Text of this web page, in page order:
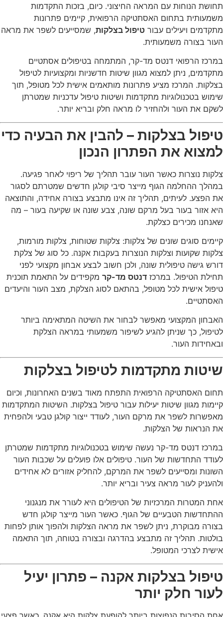
תחושת הנוחות עם המראה החיצוני. כיום, בזכות התקדמות
משמעותית בתחום האסתטיקה הרפואית, קיימים פתרונות
מתקדמים ויעילים עבור טיפול בצלקות, שמסייעים לשפר את מראה
העור בצורה משמעותית.
במרכז הרפואי דנטס מד-קר, המתמחה בטיפולים אסתטיים
מתקדמים, ניתן למצוא מגוון שיטות חדשניות ומקצועיות לטיפול
בצלקות. המרכז מציע פתרונות מותאמים אישית לכל מטופל, תוך
שימוש בטכנולוגיות מתקדמות ושיטות טיפול עדכניות שמטרתן
לשקם את העור ולהחזיר לו מראה חלק ובריא יותר.
טיפול בצלקות – להבין את הבעיה כדי
למצוא את הפתרון הנכון
צלקות נוצרות כאשר העור עובר תהליך של ריפוי לאחר פגיעה.
במהלך ההחלמה הגוף מייצר סיבי קולגן חדשים שמטרתם לסגור
את הפצע. לעיתים, תהליך זה אינו מתבצע בצורה אחידה, והתוצאה
היא אזור בעור בעל מרקם שונה, צבע שונה או שקיעה בעור – מה
שאנחנו מכירים כצלקת.
קיימים סוגים שונים של צלקות: צלקות שטוחות, צלקות מורמות,
צלקות שקועות וצלקות הנוצרות בעקבות אקנה. כל סוג של צלקת
דורש גישה טיפולית שונה, ולכן חשוב לבצע אבחון מקצועי לפני
תחילת הטיפול. במרכז דנטס מד-קר מקפידים על התאמת תוכנית
טיפול אישית לכל מטופל, בהתאם לסוג הצלקת, מצב העור והיעדים
האסתטיים.
האבחון המקצועי מאפשר לבחור את השיטה המתאימה ביותר
לטיפול, כך שניתן להגיע לשיפור משמעותי במראה הצלקת
ובאחידות העור.
שיטות מתקדמות לטיפול בצלקות
תחום האסתטיקה הרפואית התפתח מאוד בשנים האחרונות, וכיום
קיימות מגוון שיטות יעילות עבור טיפול בצלקות. השיטות המתקדמות
מאפשרות לשפר את מרקם העור, לעודד ייצור קולגן טבעי ולהפחית
את הנראות של הצלקות.
במרכז דנטס מד-קר נעשה שימוש בטכנולוגיות מתקדמות שמטרתן
לעודד התחדשות של העור. טיפולים אלו פועלים על שכבות העור
השונות ומסייעים לשפר את המרקם, להחליק אזורים לא אחידים
ולהעניק לעור מראה צעיר ובריא יותר.
אחת המטרות המרכזיות של הטיפולים היא לעורר את מנגנוני
ההתחדשות הטבעיים של הגוף. כאשר העור מייצר קולגן חדש
בצורה מבוקרת, ניתן לשפר את מראה הצלקות ולהפוך אותן לפחות
בולטות. תהליך זה מתבצע בהדרגה ובצורה בטוחה, תוך התאמה
אישית לצרכי המטופל.
טיפול בצלקות אקנה – פתרון יעיל
לעור חלק יותר